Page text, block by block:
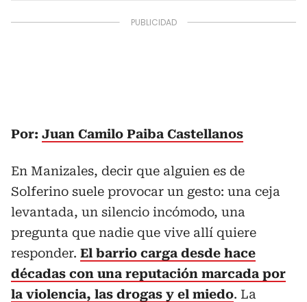
Por: Juan Camilo Paiba Castellanos
En Manizales, decir que alguien es de
Solferino suele provocar un gesto: una ceja
levantada, un silencio incómodo, una
pregunta que nadie que vive allí quiere
responder. El barrio carga desde hace
décadas con una reputación marcada por
la violencia, las drogas y el miedo. La